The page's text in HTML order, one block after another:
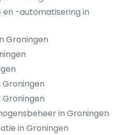
en -automatisering in
Groningen
Groningen
in Groningen
in Groningen